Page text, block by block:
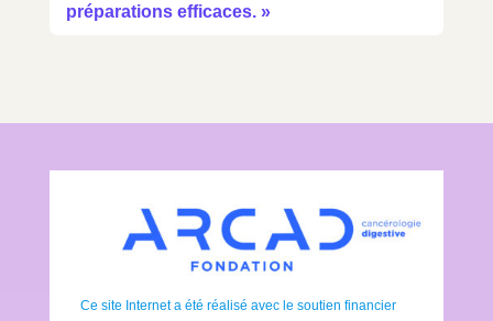
préparations efficaces. »
Ce site Internet a été réalisé avec le soutien financier